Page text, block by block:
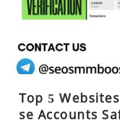
Top 5
se Accounts